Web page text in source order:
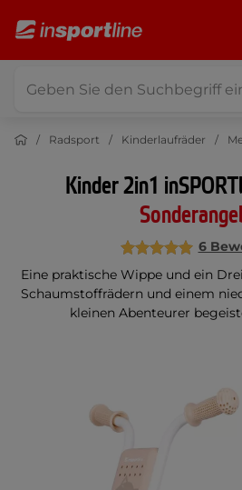
Radsport Kinderlaufräder
Kinder 2in1
6
Eine praktische Wippe und ein
Schaumstoffrädern und einem
kleinen Abenteurer